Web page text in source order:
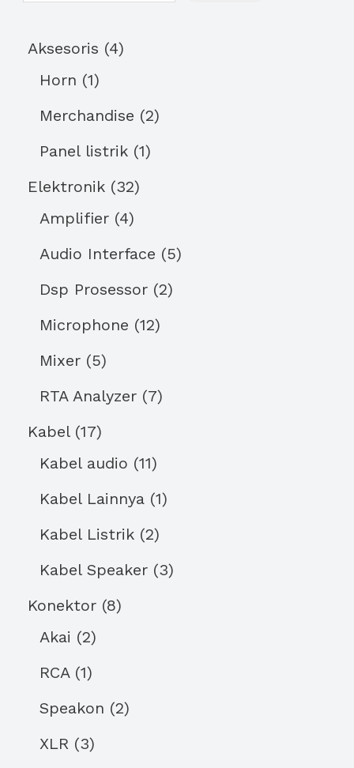
Aksesoris 4
Horn 1
Merchandise 2
Panel listrik 1
Elektronik 32
Amplifier 4
Audio Interface 5
Dsp Prosessor 2
Microphone 12
Mixer 5
RTA Analyzer 7
Kabel 17
Kabel audio 11
Kabel Lainnya 1
Kabel Listrik 2
Kabel Speaker 3
Konektor 8
Akai 2
RCA 1
Speakon 2
XLR 3